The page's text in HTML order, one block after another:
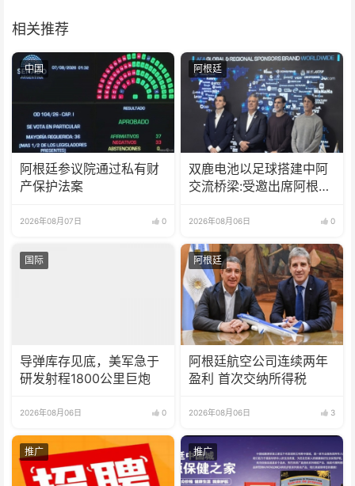
相关推荐
中国
阿根廷参议院通过私有财
产保护法案
2026年08月07日 0
阿根廷
双鹿电池以足球搭建中阿
交流桥梁:受邀出席阿根廷
2026年08月06日 0
国际
导弹库存见底，美军急于
研发射程1800公里巨炮
2026年08月06日 0
阿根廷
阿根廷航空公司连续两年
盈利 首次交纳所得税
2026年08月06日 3
推广 推广